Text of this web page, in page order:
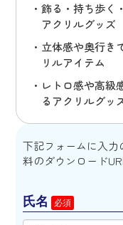
飾る・持ち歩く
アクリルグッズ
立体感や奥行き
リルアイテム
レトロ感や高級
るアクリルグッ
下記フォームに入
料のダウンロード